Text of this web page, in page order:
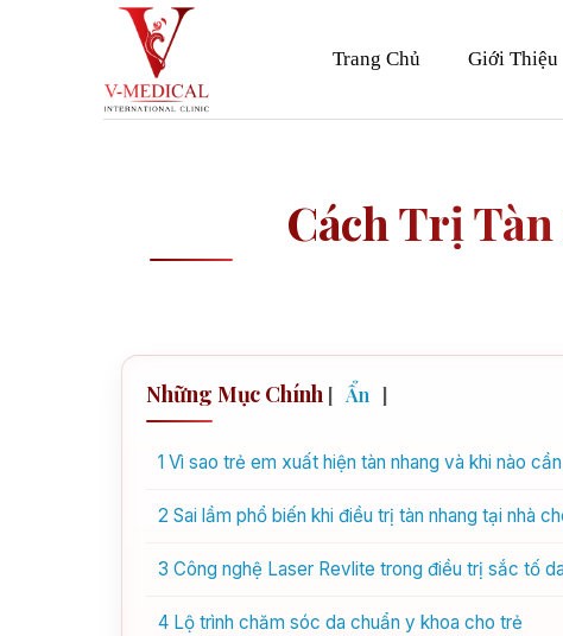
Trang Chủ Giới Thiệu
Cách Trị
Những Mục Chính [ Ẩn ]
1 Vì sao trẻ em xuất hiện tàn nhang và khi nào
2 Sai lầm phổ biến khi điều trị tàn nhang tại nhà
3 Công nghệ Laser Revlite trong điều trị sắc tố da
4 Lộ trình chăm sóc da chuẩn y khoa cho trẻ